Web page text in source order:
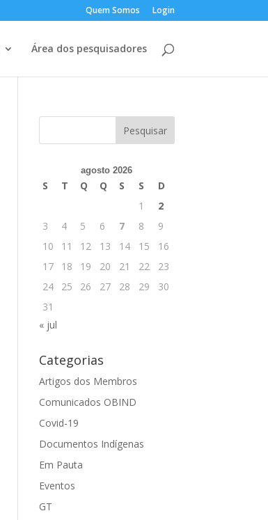
Quem Somos Login
Área dos pesquisadores
agosto 2026
S T Q Q S S
D
1
2
3
4 5 6 7 8
9
10
11 12 13 14 15
16
17
18 19 20 21 22
23
24
25 26 27 28 29
30
31
« jul
Categorias
Artigos dos Membros
Comunicados OBIND
Covid-19
Documentos Indígenas
Em Pauta
Eventos
GT